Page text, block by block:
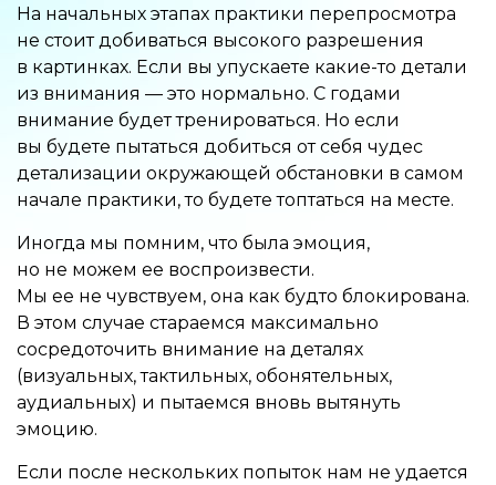
На начальных этапах практики перепросмотра
не стоит добиваться высокого разрешения
в картинках. Если вы упускаете какие-то детали
из внимания — это нормально. С годами
внимание будет тренироваться. Но если
вы будете пытаться добиться от себя чудес
детализации окружающей обстановки в самом
начале практики, то будете топтаться на месте.
Иногда мы помним, что была эмоция,
но не можем ее воспроизвести.
Мы ее не чувствуем, она как будто блокирована.
В этом случае стараемся максимально
сосредоточить внимание на деталях
(визуальных, тактильных, обонятельных,
аудиальных) и пытаемся вновь вытянуть
эмоцию.
Если после нескольких попыток нам не удается